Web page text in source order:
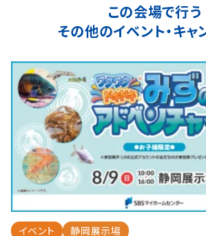
この会場で行う
その他のイベント・キャ
イベント 静岡展示場